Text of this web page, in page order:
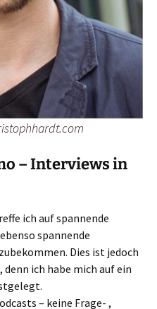
– Interviews in
ich auf spannende
spannende
Dies ist jedoch
ich habe mich auf ein
– keine Frage- ,